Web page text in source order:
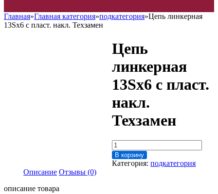
Главная»Главная категория»подкатегория»Цепь линкерная
13Sх6 с пласт. накл. Техзамен
Цепь
линкерная
13Sх6 с пласт.
накл.
Техзамен
Количество
товара
Цепь
линкерная
В корзину
Категория:подкатегория
Описание Отзывы (0)
описание товара